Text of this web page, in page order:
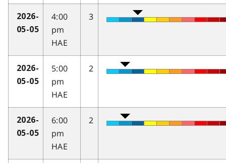
2026-
05-05
4:00
pm
HAE
3
2026-
05-05
5:00
pm
HAE
2
2026-
05-05
6:00
pm
HAE
2